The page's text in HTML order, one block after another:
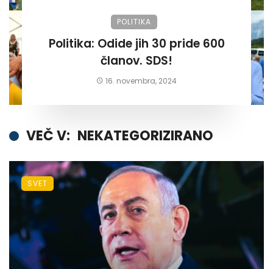
POLITIKA
Politika: Odide jih 30 pride 600
članov. SDS!
16. novembra, 2024
VEČ V: NEKATEGORIZIRANO
SVET